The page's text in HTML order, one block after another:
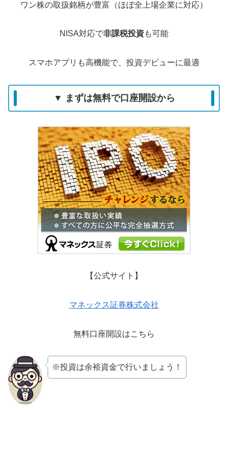
ワン株の取扱銘柄が豊富（ほぼ全上場企業に対応）
NISA対応で非課税投資も可能
スマホアプリも高機能で、投資デビューに最適
▼ まずは無料で口座開設から
【公式サイト】
マネックス証券株式会社
無料口座開設はこちら
※投資は余裕資金で行いましょう！